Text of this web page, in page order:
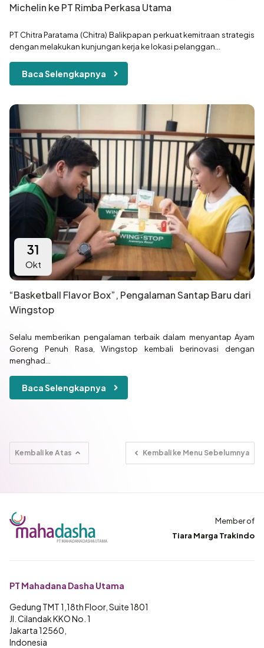
Michelin ke PT Rimba Perkasa Utama
PT Chitra Paratama (Chitra) Balikpapan perkuat kemitraan strategis
dengan melakukan kunjungan kerja ke lokasi pelanggan...
Baca Selengkapnya
31
Okt
“Basketball Flavor Box”, Pengalaman Santap Baru dari
Wingstop
Selalu memberikan pengalaman terbaik dalam menyantap Ayam
Goreng Penuh Rasa, Wingstop kembali berinovasi dengan
menghad...
Baca Selengkapnya
Kembali ke Atas Kembali ke Menu Sebelumnya
Member of
Tiara Marga Trakindo
PT Mahadana Dasha Utama
Gedung TMT 1,18th Floor, Suite 1801
Jl. Cilandak KKO No. 1
Jakarta 12560,
Indonesia